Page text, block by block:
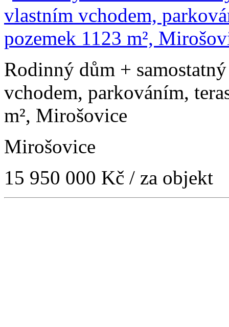
Rodinný dům +
vchodem, parkováním,
m², Mirošovice
Mirošovice
15 950 000 Kč / za objekt